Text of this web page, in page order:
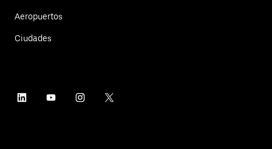
Aeropuertos
Ciudades